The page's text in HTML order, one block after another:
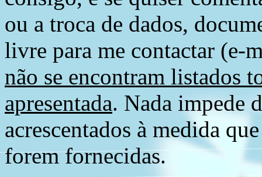
ou a troca de dados,
livre para me contactar (e-
não se encontram listados
apresentada. Nada impede
acrescentados à medida
forem fornecidas.